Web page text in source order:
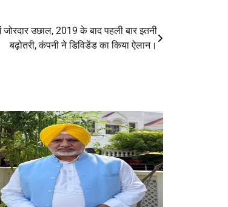
उछाल, 2019 के बाद पहली बार इतनी
बढ़ोतरी, कंपनी ने डिविडेंड का किया ऐलान।